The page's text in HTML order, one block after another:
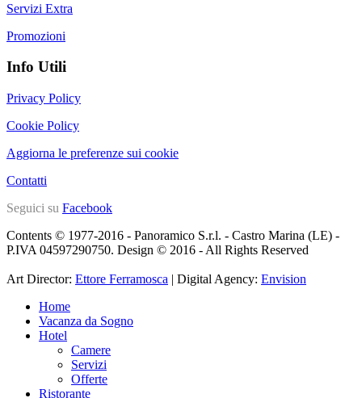
Servizi Extra
Promozioni
Info Utili
Privacy Policy
Cookie Policy
Aggiorna le preferenze sui cookie
Contatti
Seguici su Facebook
Contents © 1977-2016 - Panoramico S.r.l. - Castro Marina (LE) -
P.IVA 04597290750. Design © 2016 - All Rights Reserved
Art Director: Ettore Ferramosca | Digital Agency: Envision
Home
Vacanza da Sogno
Hotel
Camere
Servizi
Offerte
Ristorante